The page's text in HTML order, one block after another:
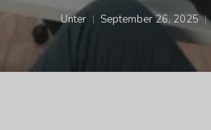
Unter September 26, 2025